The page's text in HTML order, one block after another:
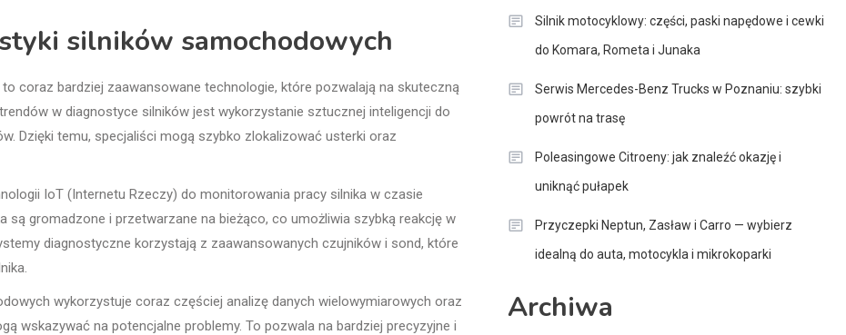
silników samochodowych
coraz bardziej zaawansowane technologie, które pozwalają na skuteczną
w diagnostyce silników jest wykorzystanie sztucznej inteligencji do
Dzięki temu, specjaliści mogą szybko zlokalizować usterki oraz
IoT (Internetu Rzeczy) do monitorowania pracy silnika w czasie
gromadzone i przetwarzane na bieżąco, co umożliwia szybką reakcję w
diagnostyczne korzystają z zaawansowanych czujników i sond, które
wykorzystuje coraz częściej analizę danych wielowymiarowych oraz
wskazywać na potencjalne problemy. To pozwala na bardziej precyzyjne i
Silnik motocyklowy: części, paski napędowe i cewki
do Komara, Rometa i Junaka
Serwis Mercedes-Benz Trucks w Poznaniu: szybki
powrót na trasę
Poleasingowe Citroeny: jak znaleźć okazję i
uniknąć pułapek
Przyczepki Neptun, Zasław i Carro — wybierz
idealną do auta, motocykla i mikrokoparki
Archiwa